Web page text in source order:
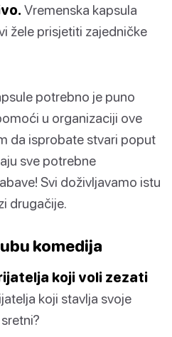
Vremenska kapsula
žele prisjetiti zajedničke
potrebno je puno
u organizaciji ove
da isprobate stvari poput
sve potrebne
Svi doživljavamo istu
drugačije.
komedija
koji voli zezati
koji stavlja svoje